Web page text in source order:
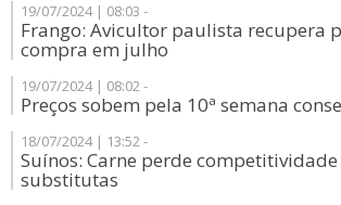
19/07/2024 | 08:03 -
Frango: Avicultor paulista recupera
compra em julho
19/07/2024 | 08:02 -
Preços sobem pela 10ª semana
18/07/2024 | 13:52 -
Suínos: Carne perde
substitutas